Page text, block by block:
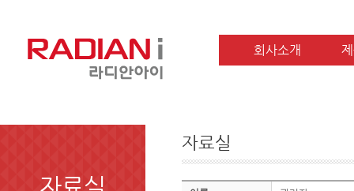
회사소개
자료실